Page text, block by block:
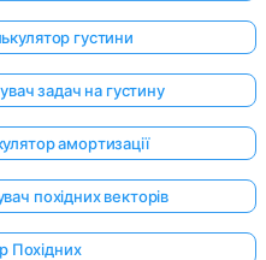
густини
задач на густину
амортизації
похідних векторів
Похідних